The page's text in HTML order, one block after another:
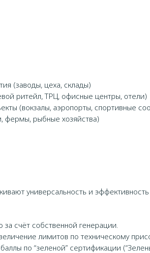
(заводы, цеха, склады)
ритейл, ТРЦ, офисные центры, отели)
(вокзалы, аэропорты, спортивные
фермы, рыбные хозяйства)
универсальность и
счёт собственной генерации.
лимитов по техническому
по “зеленой” сертификации